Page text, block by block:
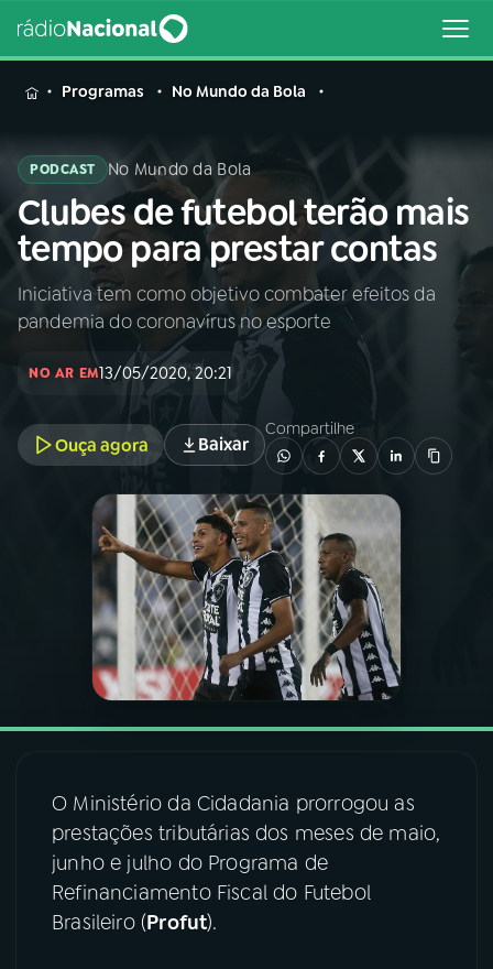
MENU
Buscar
na
Rádio
Nacional
Buscar
AO VIVO
INÍCIO
PROGRAMAÇÃO
PROGRAMAS
PODCASTS
07ÚLTIMAS
FESTIVAL DE MÚSICA
Programas No Mundo da Bola
PODCAST No Mundo da Bola
Clubes de futebol terão mais
tempo para prestar contas
Iniciativa tem como objetivo combater efeitos da
pandemia do coronavírus no esporte
NO AR EM13/05/2020, 20:21
Ouça agora Baixar
Compartilhe
O Ministério da Cidadania prorrogou as
prestações tributárias dos meses de maio,
junho e julho do Programa de
Refinanciamento Fiscal do Futebol
Brasileiro (Profut).